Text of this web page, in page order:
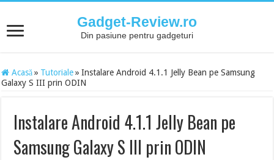
Gadget-Review.ro
Din pasiune pentru gadgeturi
Acasă » Tutoriale » Instalare Android 4.1.1 Jelly Bean pe Samsung
Galaxy S III prin ODIN
Instalare Android 4.1.1 Jelly Bean pe
Samsung Galaxy S III prin ODIN